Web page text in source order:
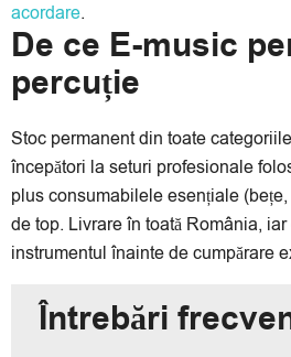
acordare.
De ce E-music
percuție
Stoc permanent din toate
începători la seturi profesionale
plus consumabilele esențiale
de top. Livrare în toată România,
instrumentul înainte de cumpărare
Întrebări